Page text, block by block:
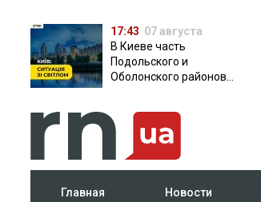
17:43 07 августа
В Киеве часть
Подольского и
Оболонского районов
Главная Новости